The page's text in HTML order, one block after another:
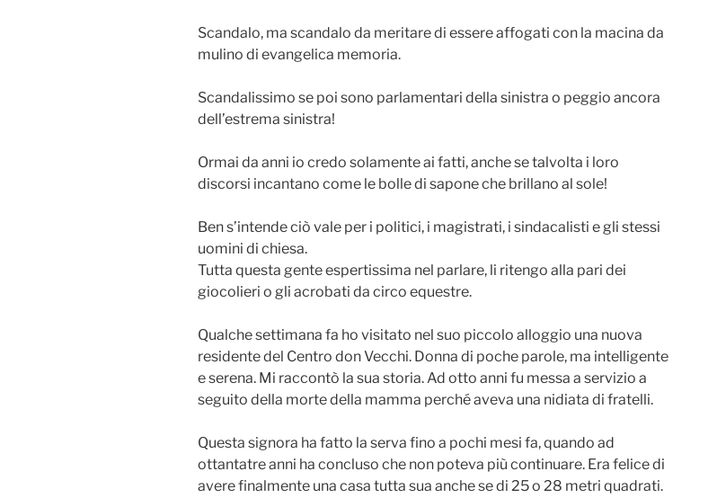
Scandalo, ma scandalo da meritare di essere affogati con la macina da
mulino di evangelica memoria.
Scandalissimo se poi sono parlamentari della sinistra o peggio ancora
dell’estrema sinistra!
Ormai da anni io credo solamente ai fatti, anche se talvolta i loro
discorsi incantano come le bolle di sapone che brillano al sole!
Ben s’intende ciò vale per i politici, i magistrati, i sindacalisti e gli stessi
uomini di chiesa.
Tutta questa gente espertissima nel parlare, li ritengo alla pari dei
giocolieri o gli acrobati da circo equestre.
Qualche settimana fa ho visitato nel suo piccolo alloggio una nuova
residente del Centro don Vecchi. Donna di poche parole, ma intelligente
e serena. Mi raccontò la sua storia. Ad otto anni fu messa a servizio a
seguito della morte della mamma perché aveva una nidiata di fratelli.
Questa signora ha fatto la serva fino a pochi mesi fa, quando ad
ottantatre anni ha concluso che non poteva più continuare. Era felice di
avere finalmente una casa tutta sua anche se di 25 o 28 metri quadrati.